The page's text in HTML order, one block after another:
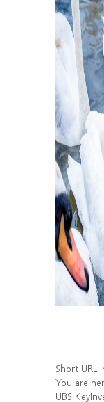
Short URL:
You are
UBS